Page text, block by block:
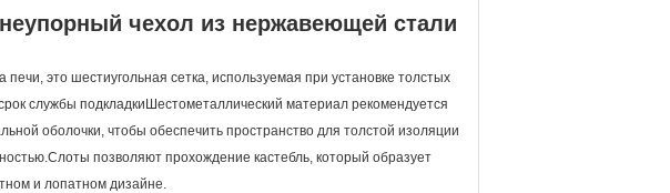
чехол из нержавеющей стали
печи, это шестиугольная сетка, используемая при установке толстых
службы подкладкиШестометаллический материал рекомендуется
оболочки, чтобы обеспечить пространство для толстой изоляции
позволяют прохождение кастебль, который образует
и лопатном дизайне.